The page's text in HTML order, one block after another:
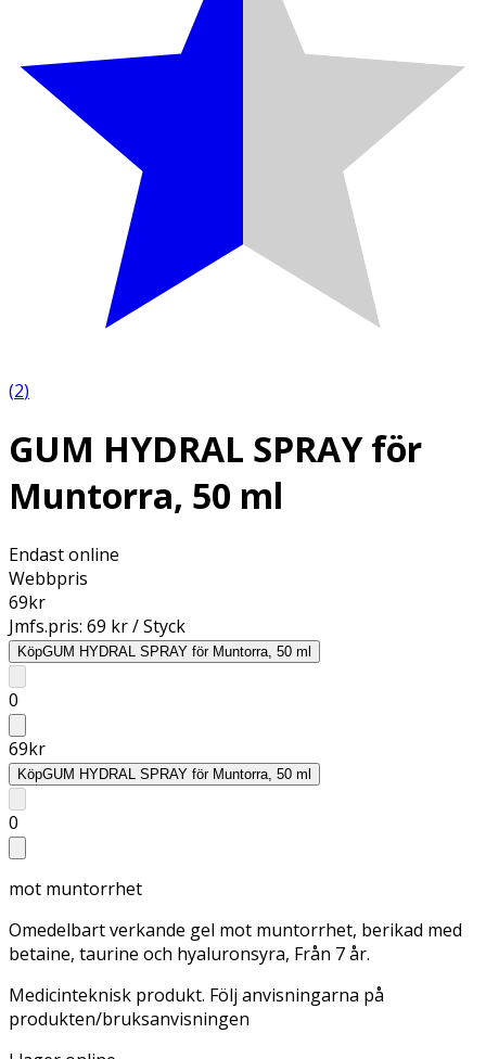
(2)
GUM HYDRAL SPRAY för
Muntorra, 50 ml
Endast online
Webbpris
69kr
Jmfs.pris: 69 kr / Styck
KöpGUM HYDRAL SPRAY för Muntorra, 50 ml
0
69kr
KöpGUM HYDRAL SPRAY för Muntorra, 50 ml
0
mot muntorrhet
Omedelbart verkande gel mot muntorrhet, berikad med
betaine, taurine och hyaluronsyra, Från 7 år.
Medicinteknisk produkt. Följ anvisningarna på
produkten/bruksanvisningen